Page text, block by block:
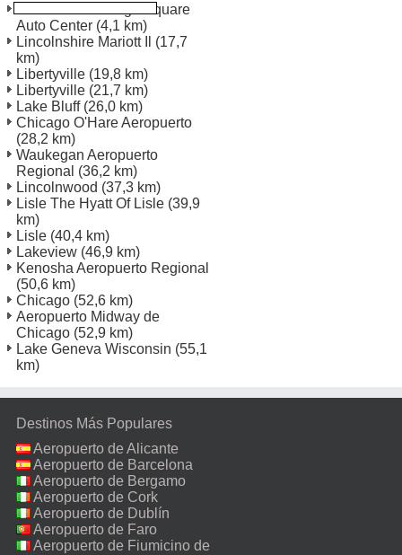
Lake Zurich Village Square
Auto Center (4,1 km)
Lincolnshire Mariott Il
(17,7
km)
Libertyville (19,8 km)
Libertyville (21,7 km)
Lake Bluff(26,0 km)
Chicago O'Hare Aeropuerto
(28,2 km)
Waukegan Aeropuerto
Regional (36,2 km)
Lincolnwood (37,3 km)
Lisle The Hyatt Of Lisle (39,9
km)
Lisle (40,4 km)
Lakeview (46,9 km)
Kenosha Aeropuerto Regional
(50,6 km)
Chicago (52,6 km)
Aeropuerto Midway de
Chicago (52,9 km)
Lake Geneva Wisconsin (55,1
km)
Destinos Más Populares
Aeropuerto de Alicante
Aeropuerto de Barcelona
Aeropuerto de Bergamo
Aeropuerto de Cork
Aeropuerto de Dublín
Aeropuerto de Faro
Aeropuerto de Fiumicino de